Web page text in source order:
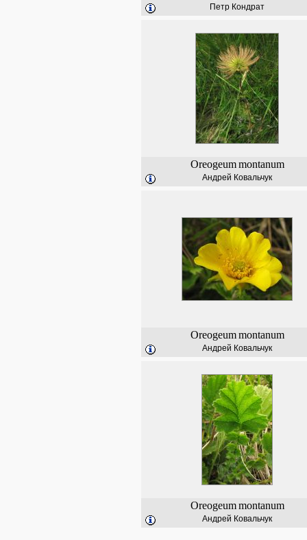
Петр Кондрат
Oreogeum montanum
Андрей Ковальчук
Oreogeum montanum
Андрей Ковальчук
Oreogeum montanum
Андрей Ковальчук